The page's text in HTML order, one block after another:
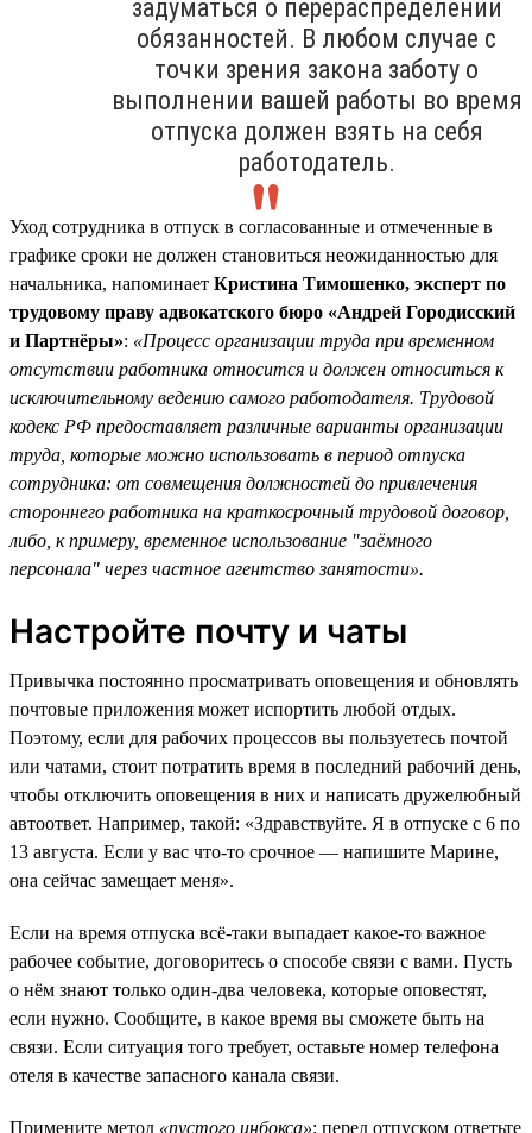
задуматься о перераспределении
обязанностей. В любом случае с
точки зрения закона заботу о
выполнении вашей работы во время
отпуска должен взять на себя
работодатель.
Уход сотрудника в отпуск в согласованные и отмеченные в
графике сроки не должен становиться неожиданностью для
начальника, напоминает Кристина Тимошенко, эксперт по
трудовому праву адвокатского бюро «Андрей Городисский
и Партнёры»: «Процесс организации труда при временном
отсутствии работника относится и должен относиться к
исключительному ведению самого работодателя. Трудовой
кодекс РФ предоставляет различные варианты организации
труда, которые можно использовать в период отпуска
сотрудника: от совмещения должностей до привлечения
стороннего работника на краткосрочный трудовой договор,
либо, к примеру, временное использование "заёмного
персонала" через частное агентство занятости».
Настройте почту и чаты
Привычка постоянно просматривать оповещения и обновлять
почтовые приложения может испортить любой отдых.
Поэтому, если для рабочих процессов вы пользуетесь почтой
или чатами, стоит потратить время в последний рабочий день,
чтобы отключить оповещения в них и написать дружелюбный
автоответ. Например, такой: «Здравствуйте. Я в отпуске с 6 по
13 августа. Если у вас что-то срочное — напишите Марине,
она сейчас замещает меня».
Если на время отпуска всё-таки выпадает какое-то важное
рабочее событие, договоритесь о способе связи с вами. Пусть
о нём знают только один-два человека, которые оповестят,
если нужно. Сообщите, в какое время вы сможете быть на
связи. Если ситуация того требует, оставьте номер телефона
отеля в качестве запасного канала связи.
Примените метод «пустого инбокса»: перед отпуском ответьте